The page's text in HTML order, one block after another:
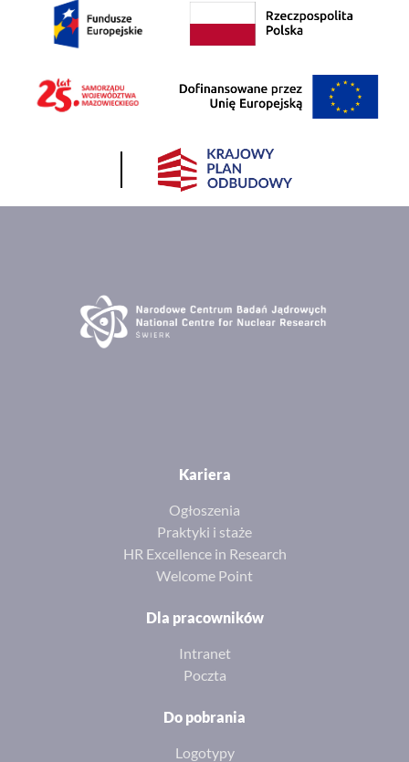
Kariera
Ogłoszenia
Praktyki i staże
HR Excellence in Research
Welcome Point
Dla pracowników
Intranet
Poczta
Do pobrania
Logotypy